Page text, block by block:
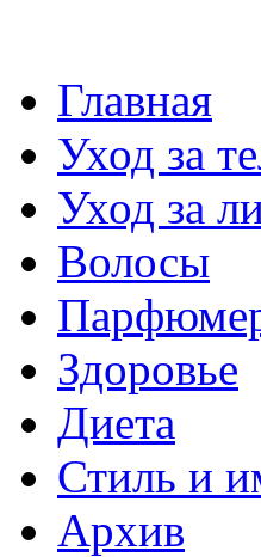
Главная
Уход за
Уход за
Волосы
Здоровье
Диета
Стиль и
Архив